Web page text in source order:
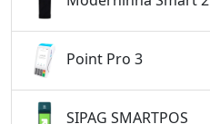
Point Pro 3
SIPAG SMARTPOS